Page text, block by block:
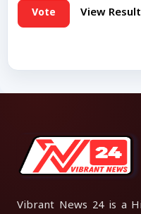
Vote View
Vibrant News 24 is a